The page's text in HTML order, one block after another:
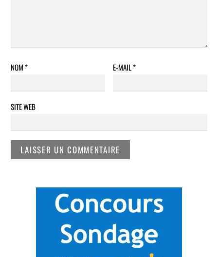
NOM* E-MAIL*
SITE WEB